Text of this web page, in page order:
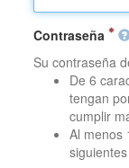
Contraseña
Su contraseña
De 6
tengan
cumplir
Al menos